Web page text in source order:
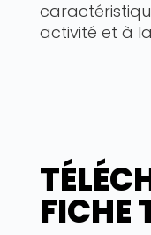
activité et à
FICHE